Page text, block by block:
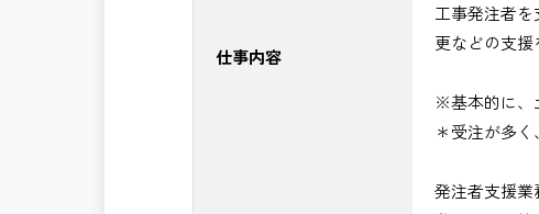
・NEXCO（ネクスコ）施工管理
・NEXCO（ネクスコ）点検業務
仕事内容
工事発注者
更などの支援
※基本的に、
＊受注が多く
発注者支援